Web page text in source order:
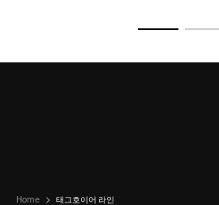
Home 태그호이어 라인